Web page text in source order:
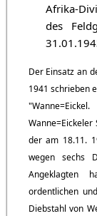
Afrika-
des
Der Einsatz an
1941 schrieben
der am 18.11.
wegen sechs
Angeklagten
ordentlichen
Diebstahl von